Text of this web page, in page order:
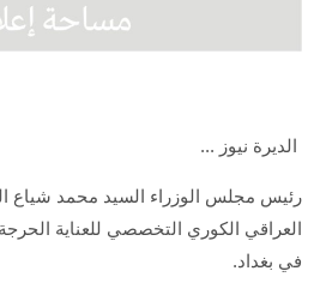
الديرة نيوز ...
رئيس مجلس الوزراء السيد محمد شياع
العراقي الكوري التخصصي للعناية
في بغداد.